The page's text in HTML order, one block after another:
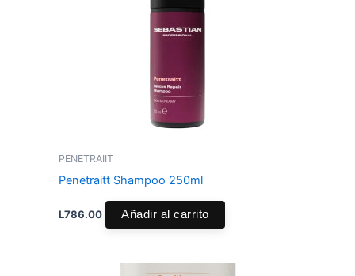
PENETRAIIT
Penetraitt Shampoo 250ml
L786.00 Añadir al carrito